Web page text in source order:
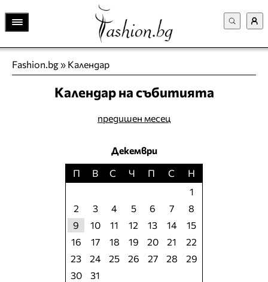
Fashion.bg» Календар
Календар на събитията
предишен месец
Декември
П
В С Ч П С
Н
1
2
3 4 5 6 7
8
9
10 11 12 13 14
15
16
17 18 19 20 21
22
23
24 25 26 27 28
29
30
31